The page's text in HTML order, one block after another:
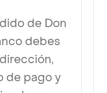
de Don
debes
de pago y